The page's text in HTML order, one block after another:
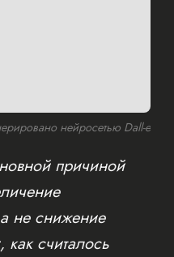
нейросетью Dall-e
причиной
не снижение
как считалось